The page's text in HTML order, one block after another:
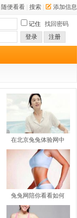
随便看看 搜索 添加信息
记住 找回密码
登录
注册
在北京兔兔体验网中
兔兔网陪你看看如何